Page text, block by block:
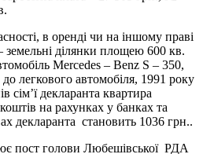
в оренді чи на іншому праві
земельні ділянки площею 600 кв.
Mercedes – Benz S – 350,
легкового автомобіля, 1991 року
сім’ї декларанта квартира
на рахунках у банках та
декларанта становить 1036 грн..
пост голови Любешівської РДА